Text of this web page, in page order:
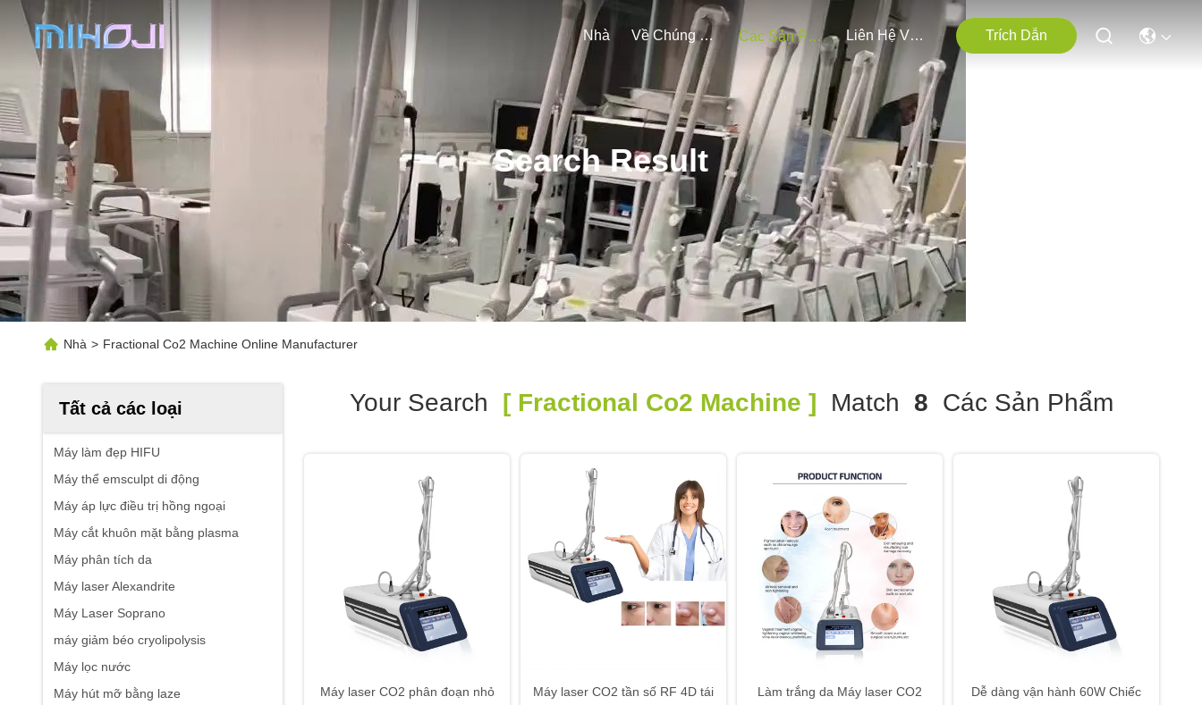
Nhà Về Chúng Tôi Các Sản Phẩm Liên Hệ Với Chúng Tôi Trích Dẫn
Search Result
Nhà > Fractional Co2 Machine Online Manufacturer
Tất cả các loại
Máy làm đẹp HIFU
Máy thể emsculpt di động
Máy áp lực điều trị hồng ngoại
Máy cắt khuôn mặt bằng plasma
Máy phân tích da
Máy laser Alexandrite
Máy Laser Soprano
máy giảm béo cryolipolysis
Máy lọc nước
Máy hút mỡ bằng laze
Your Search [ Fractional Co2 Machine ] Match 8 Các Sản Phẩm
Máy laser CO2 phân đoạn nhỏ
Máy laser CO2 tần số RF 4D tái
Làm trắng da Máy laser CO2
Dễ dàng vận hành 60W Chiếc